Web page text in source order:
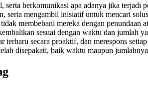
berkomunikasi apa adanya jika terjadi
serta mengambil inisiatif untuk mencari
membebani mereka dengan penundaan
sesuai dengan waktu dan jumlah
secara proaktif, dan merespons
disepakati, baik waktu maupun